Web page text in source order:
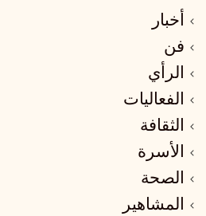
أخبار
فن
الرأي
الفعاليات
الثقافة
الأسرة
الصحة
المشاهير